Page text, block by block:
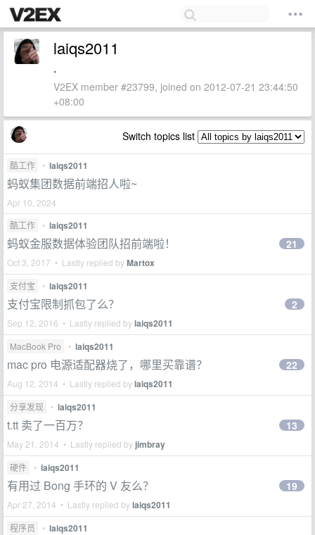
laiqs2011
.
V2EX member #23799, joined on 2012-07-21 23:44:50
+08:00
Switch topics list
酷工作 • laiqs2011
蚂蚁集团数据前端招人啦~
Apr 10, 2024
酷工作
• laiqs2011
蚂蚁金服数据体验团队招前端啦！
Oct 3, 2017 • Lastly replied byMartox
21
支付宝 • laiqs2011
支付宝限制抓包了么？
Sep 12, 2016 • Lastly replied bylaiqs2011
2
MacBook Pro • laiqs2011
mac pro 电源适配器烧了，哪里买靠谱？
Aug 12, 2014 • Lastly replied bylaiqs2011
22
分享发现 • laiqs2011
t.tt 卖了一百万？
May 21, 2014 • Lastly replied by jimbray
13
硬件 • laiqs2011
有用过 Bong 手环的 V 友么？
Apr 27, 2014 • Lastly replied bylaiqs2011
19
程序员 • laiqs2011